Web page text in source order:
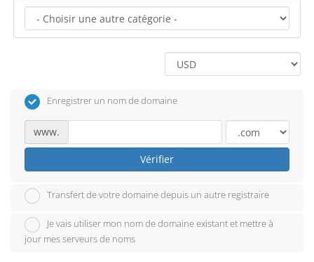
Enregistrer un nom de domaine
www.
Vérifier
Transfert de votre domaine depuis un autre registraire
Je vais utiliser mon nom de domaine existant et mettre à
jour mes serveurs de noms